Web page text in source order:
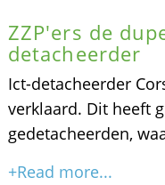
ZZP'ers de
detacheerder
Ict-detacheerder
verklaard. Dit heeft
gedetacheerden,
+Read more...